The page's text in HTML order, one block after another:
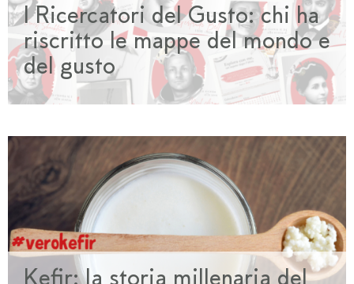
I Ricercatori del Gusto: chi ha
riscritto le mappe del mondo e
del gusto